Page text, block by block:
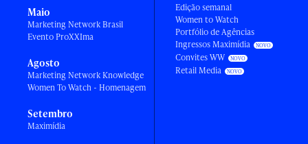
Maio
Marketing Network Brasil
Evento ProXXIma
Agosto
Marketing Network Knowledge
Women To Watch - Homenagem
Setembro
Maximídia
Edição semanal
Women to Watch
Portfólio de Agências
Ingressos Maximídia
Convites WW
Retail Media